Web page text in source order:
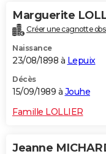
Marguerite
Créer une cagnotte
Naissance
23/08/1898 à Lepuix
Décès
15/09/1989 à Jouhe
Famille LOLLIER
Jeanne